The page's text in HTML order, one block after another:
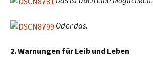
Oder das.
2. Warnungen für Leib und Leben